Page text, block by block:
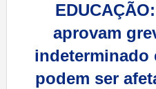
aprovam
indeterminado
podem ser